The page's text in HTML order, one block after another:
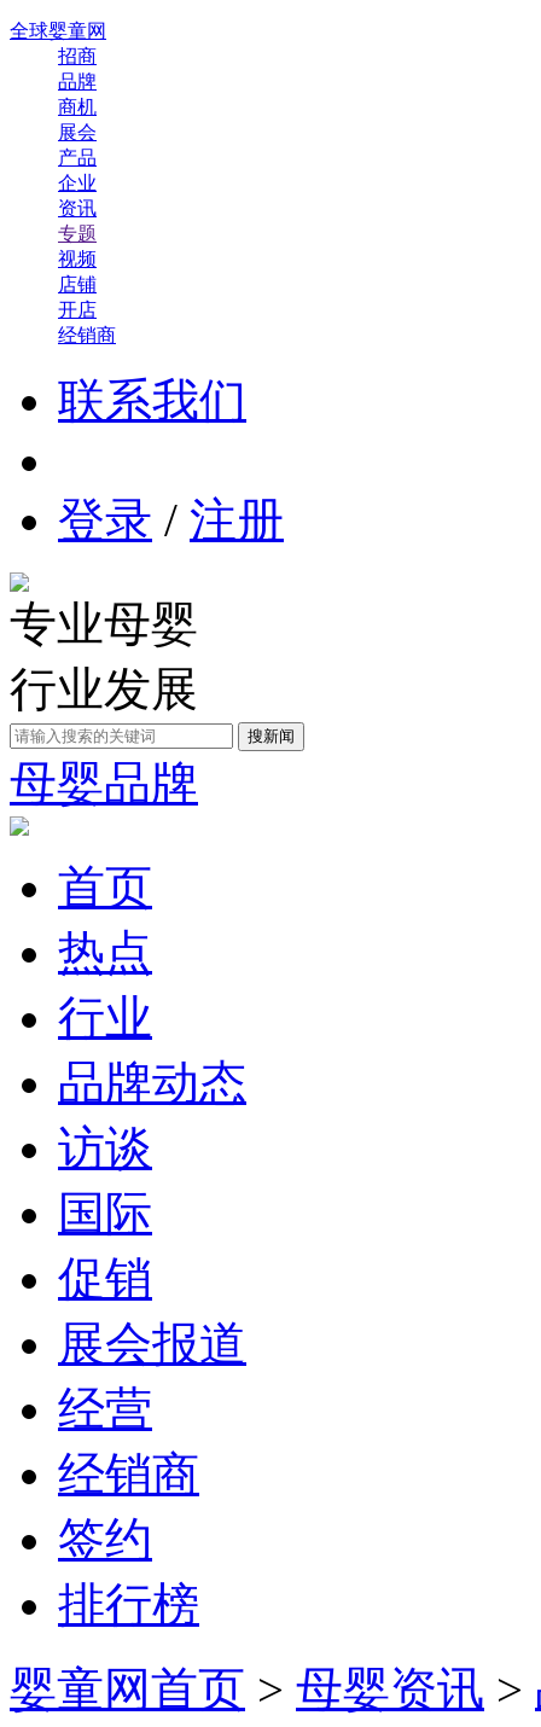
全球婴童网
招商
品牌
商机
展会
产品
企业
资讯
专题
视频
店铺
开店
经销商
联系我们
登录 / 注册
专业母婴
行业发展
母婴品牌
首页
热点
行业
品牌动态
访谈
国际
促销
展会报道
经营
经销商
签约
排行榜
婴童网首页 > 母婴资讯 >